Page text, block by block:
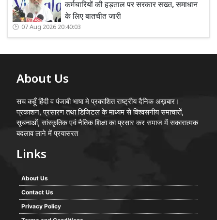
कर्मचारियों की हड़ताल पर सरकार सख्त, समाधान
के लिए बातचीत जारी
07 Aug 2026 20:40:03
About Us
सच कहूँ हिंदी व पंजाबी भाषा मे प्रकाशित राष्ट्रीय दैनिक अख़बार।
प्रकाशन, प्रसारण तथा डिजिटल के माध्यम से विश्वसनीय समाचारों,
सूचनाओं, सांस्कृतिक एवं नैतिक शिक्षा का प्रसार कर समाज में सकारात्मक
बदलाव लाने में प्रयासरत
Links
About Us
Contact Us
Privacy Policy